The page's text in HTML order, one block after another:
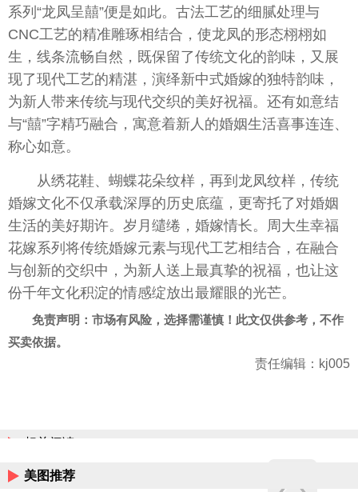
系列“龙凤呈囍”便是如此。古法工艺的细腻处理与
CNC工艺的精准雕琢相结合，使龙凤的形态栩栩如
生，线条流畅自然，既保留了传统文化的韵味，又展
现了现代工艺的精湛，演绎新中式婚嫁的独特韵味，
为新人带来传统与现代交织的美好祝福。还有如意结
与“囍”字精巧融合，寓意着新人的婚姻生活喜事连连、
称心如意。
从绣花鞋、蝴蝶花朵纹样，再到龙凤纹样，传统
婚嫁文化不仅承载深厚的历史底蕴，更寄托了对婚姻
生活的美好期许。岁月缱绻，婚嫁情长。周大生幸福
花嫁系列将传统婚嫁元素与现代工艺相结合，在融合
与创新的交织中，为新人送上最真挚的祝福，也让这
份千年文化积淀的情感绽放出最耀眼的光芒。
免责声明：市场有风险，选择需谨慎！此文仅供参考，不作
买卖依据。
责任编辑：kj005
相关阅读
美图推荐